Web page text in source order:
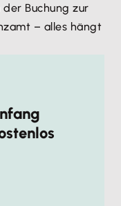
Buchung zur
– alles hängt